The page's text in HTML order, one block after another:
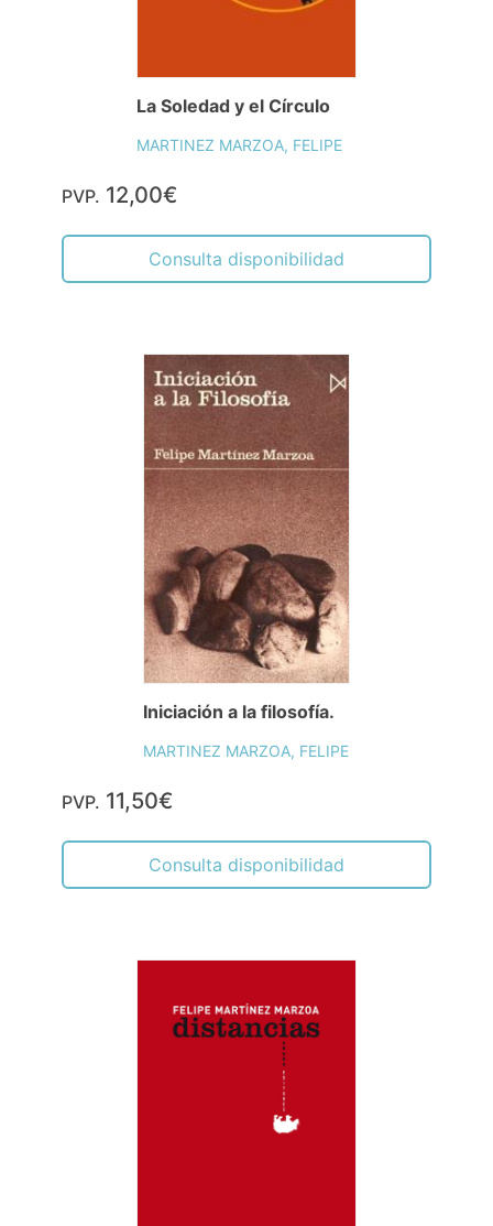
La Soledad y el Círculo
MARTINEZ MARZOA, FELIPE
PVP. 12,00€
Consulta disponibilidad
Iniciación a la filosofía.
MARTINEZ MARZOA, FELIPE
PVP. 11,50€
Consulta disponibilidad